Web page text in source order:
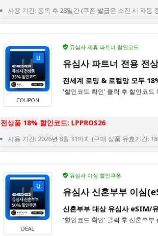
사용 기간: 등록 후 28일간 (쿠폰 발급은 소진 시 자동
COUPON
유심사 제휴 파트너 할인코드
유심사 파트너 전용 전
전세계 로밍 & 로컬망 모두
'할인코드 확인' 클릭 후 할인코드
전상품 18% 할인코드: LPPROS26
사용 기간: 2026년 8월 31까지 (구매 상품 유효기간:
DEAL
유심사 이심 할인쿠폰
유심사 신혼부부 이심
신혼부부 대상 유심사 eSIM/
'할인코드 확인' 클릭 후 신혼부부